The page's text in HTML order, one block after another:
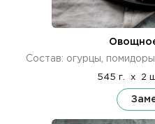
Состав: огурцы,
545 г. x 2